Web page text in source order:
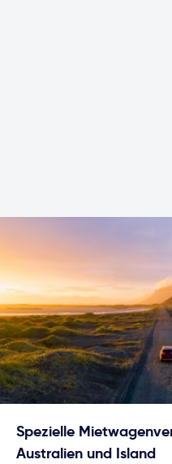
Spezielle
Australien und Island